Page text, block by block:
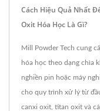
Cách Hiệu Quả Nhất
Oxit Hóa Học Là Gì?
Mill Powder Tech cung
hóa học theo dạng chìa
nghiền pin hoặc máy
cho quy trình xử lý từ
canxi oxit, titan oxit và